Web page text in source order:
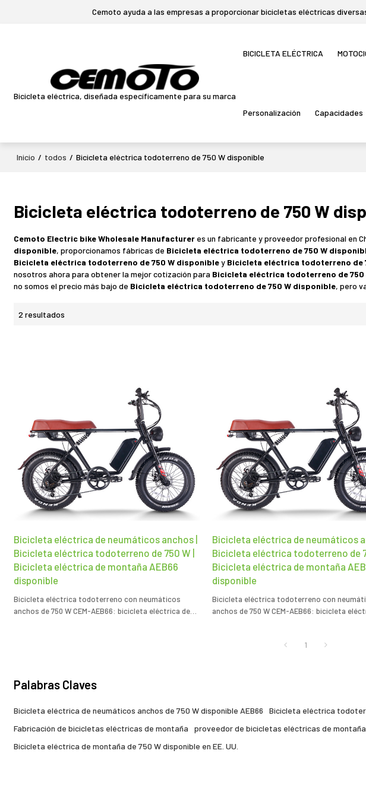
Cemoto ayuda a las empresas a proporcionar bicicletas eléctricas
Bicicleta eléctrica, diseñada específicamente para su marca
BICICLETA ELÉCTRICA
Personalización Capacidades
Inicio / todos / Bicicleta eléctrica todoterreno de 750 W disponible
Bicicleta eléctrica todoterreno de 750 W
Cemoto Electric bike Wholesale Manufacturer es un fabricante y proveedor profesional en
disponible, proporcionamos fábricas de Bicicleta eléctrica todoterreno de 750 W
Bicicleta eléctrica todoterreno de 750 W disponibley Bicicleta eléctrica todoterreno de
nosotros ahora para obtener la mejor cotización para Bicicleta eléctrica todoterreno de 750
no somos el precio más bajo de Bicicleta eléctrica todoterreno de 750 W disponible, pero
2 resultados
Bicicleta eléctrica de neumáticos anchos |
Bicicleta eléctrica todoterreno de 750 W |
Bicicleta eléctrica de montaña AEB66
disponible
Bicicleta eléctrica todoterreno con neumáticos
anchos de 750 W CEM-AEB66: bicicleta eléctrica de
Bicicleta eléctrica de neumáticos
Bicicleta eléctrica todoterreno de
Bicicleta eléctrica de montaña
disponible
Bicicleta eléctrica todoterreno con
anchos de 750 W CEM-AEB66: bicicleta
1
Palabras Claves
Bicicleta eléctrica de neumáticos anchos de 750 W disponible AEB66
Bicicleta eléctrica
Fabricación de bicicletas eléctricas de montaña
proveedor de bicicletas eléctricas de montaña
Bicicleta eléctrica de montaña de 750 W disponible en EE. UU.